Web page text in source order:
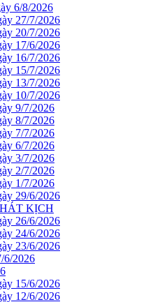
6/8/2026
27/7/2026
20/7/2026
17/6/2026
16/7/2026
15/7/2026
13/7/2026
10/7/2026
9/7/2026
8/7/2026
7/7/2026
6/7/2026
3/7/2026
2/7/2026
1/7/2026
29/6/2026
KỊCH
26/6/2026
24/6/2026
23/6/2026
6/2026
15/6/2026
12/6/2026